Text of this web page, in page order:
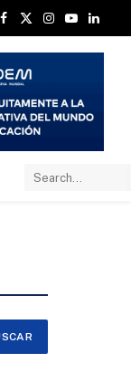
Facebook
X
Instagram
YouTube